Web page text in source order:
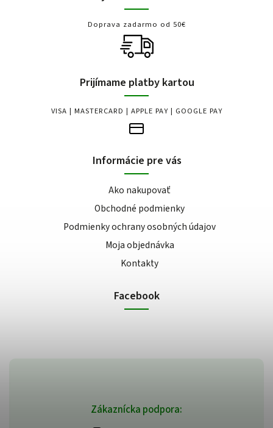
Zákaznícka podpora:
Doprava zadarmo od 50€
Prijímame platby kartou
VISA | MASTERCARD | APPLE PAY | GOOGLE PAY
Informácie pre vás
Ako nakupovať
Obchodné podmienky
Podmienky ochrany osobných údajov
Moja objednávka
Kontakty
Facebook